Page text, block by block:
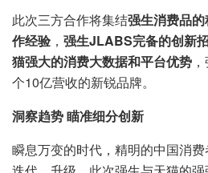
此次三方合作将集结强生消费品
作经验 ， 强生JLABS完备的创新
猫强大的消费大数据和平台优势
个10亿营收的新锐品牌。
洞察趋势 瞄准细分创新
瞬息万变的时代，精明的中国消费